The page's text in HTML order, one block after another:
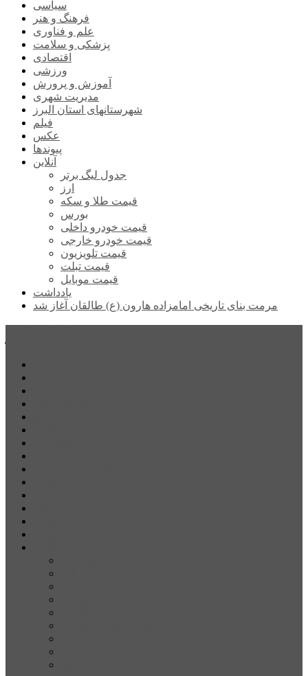
سیاسی
فرهنگ و هنر
علم و فناوری
پزشکی و سلامت
اقتصادی
ورزشی
آموزش و پرورش
مدیریت شهری
شهرستانهای استان البرز
فیلم
عکس
پیوندها
آنلاین
جدول لیگ برتر
ارز
قیمت طلا و سکه
بورس
قیمت خودرو داخلی
قیمت خودرو خارجی
قیمت تلویزیون
قیمت تبلت
قیمت موبایل
یادداشت
مرمت بنای تاریخی امامزاده هارون (ع) طالقان آغاز شد